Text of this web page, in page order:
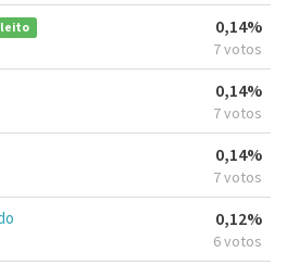
0,14%
7 votos
0,14%
7 votos
0,14%
7 votos
0,12%
6 votos